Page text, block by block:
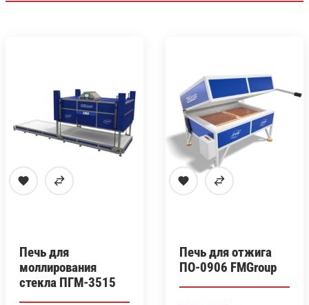
Печь для
моллирования
стекла ПГМ-3515
Печь для отжига
ПО-0906 FMGroup